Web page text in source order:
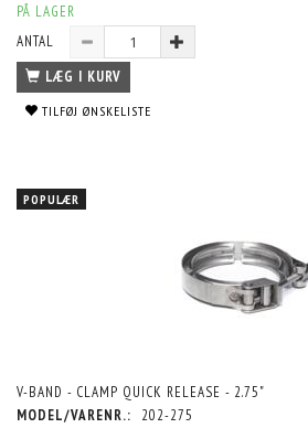
PÅ LAGER
ANTAL
LÆG I KURV
TILFØJ ØNSKELISTE
POPULÆR
V-BAND - CLAMP QUICK RELEASE - 2.75"
MODEL/VARENR.:
202-275